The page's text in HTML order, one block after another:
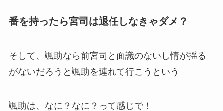
番を持ったら宮司は退任しなきゃダメ？
そして、颯助なら前宮司と面識のないし情が揺る
がないだろうと颯助を連れて行こうという
颯助は、なに？なに？って感じで！